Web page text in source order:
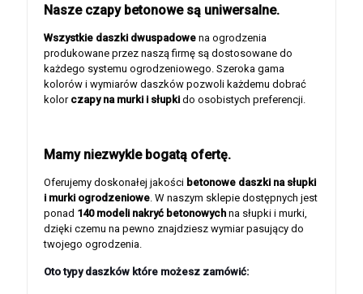
Nasze czapy betonowe są uniwersalne.
Wszystkie daszki dwuspadowe na ogrodzenia
produkowane przez naszą firmę są dostosowane do
każdego systemu ogrodzeniowego. Szeroka gama
kolorów i wymiarów daszków pozwoli każdemu dobrać
kolor czapy na murki i słupki do osobistych preferencji.
Mamy niezwykle bogatą ofertę.
Oferujemy doskonałej jakości betonowe daszki na słupki
i murki ogrodzeniowe. W naszym sklepie dostępnych jest
ponad 140 modeli nakryć betonowych na słupki i murki,
dzięki czemu na pewno znajdziesz wymiar pasujący do
twojego ogrodzenia.
Oto typy daszków które możesz zamówić: